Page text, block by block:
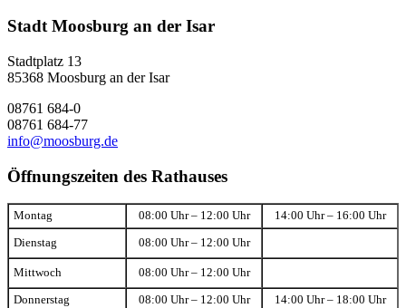
Stadt Moosburg an der Isar
Stadtplatz 13
85368 Moosburg an der Isar
08761 684-0
08761 684-77
info@moosburg.de
Öffnungszeiten des Rathauses
Montag 08:00 Uhr – 12:00 Uhr 14:00 Uhr – 16:00 Uhr
Dienstag 08:00 Uhr – 12:00 Uhr
Mittwoch 08:00 Uhr – 12:00 Uhr
Donnerstag 08:00 Uhr – 12:00 Uhr 14:00 Uhr – 18:00 Uhr